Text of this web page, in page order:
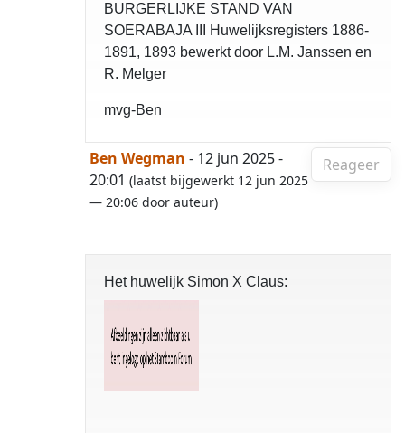
BURGERLIJKE STAND VAN
SOERABAJA III Huwelijksregisters 1886-
1891, 1893 bewerkt door L.M. Janssen en
R. Melger
mvg-Ben
Reageer
Ben Wegman - 12 jun 2025 -
20:01 (laatst bijgewerkt 12 jun 2025
— 20:06 door auteur)
Het huwelijk Simon X Claus: